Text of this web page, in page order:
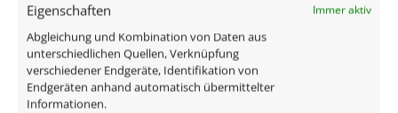
Eigenschaften Immer aktiv
Abgleichung und Kombination von Daten aus
unterschiedlichen Quellen, Verknüpfung
verschiedener Endgeräte, Identifikation von
Endgeräten anhand automatisch übermittelter
Informationen.
1x GU10 Keramik Spot 7W
1x GU10 Anschlusskabel
Technische Daten